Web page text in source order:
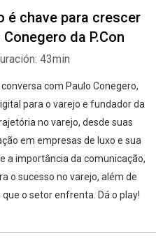
é chave para crescer
da P.Con
43min
com Paulo Conegero,
para o varejo e fundador da
no varejo, desde suas
em empresas de luxo e sua
a importância da comunicação,
o sucesso no varejo, além de
o setor enfrenta. Dá o play!